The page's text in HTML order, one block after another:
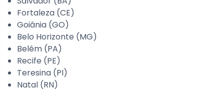
Fortaleza (CE)
Goiânia (GO)
Belo Horizonte (MG)
Belém (PA)
Recife (PE)
Teresina (PI)
Natal (RN)